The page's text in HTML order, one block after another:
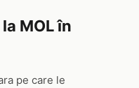
MOL în
pe care le